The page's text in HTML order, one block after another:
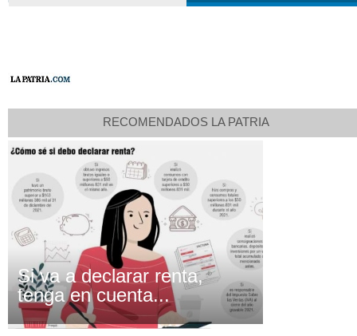
RECOMENDADOS LA PATRIA
Si va a declarar renta,
tenga en cuenta...